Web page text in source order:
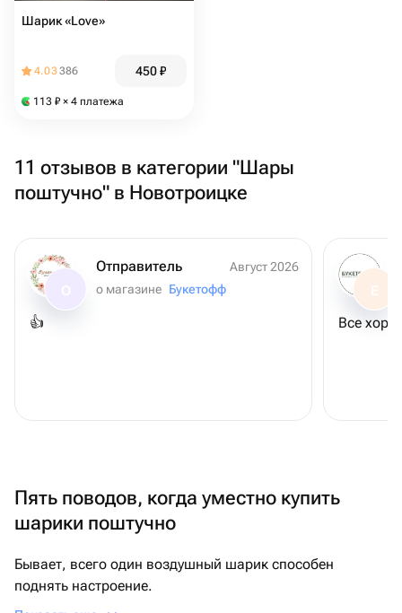
Шарик «Love»
4.03386 450₽
113 ₽ × 4 платежа
11 отзывов в категории "Шары
поштучно" в Новотроицке
Отправитель
Август 2026
о магазине Букетофф
👍
Е
Все
Пять поводов, когда уместно купить
шарики поштучно
Бывает, всего один воздушный шарик способен
поднять настроение.